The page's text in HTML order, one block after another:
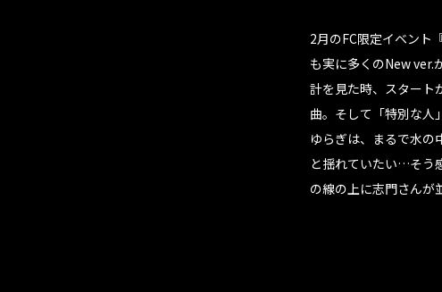
2月のFC限定イベント
も実に多くのNew ver.
計を見た時、スタート
曲。そして「特別な人
ゆらぎは、まるで水の
と揺れていたい…そう
の線の上に志門さんが